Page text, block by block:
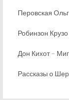
Перовская
Робинзон
Дон Кихот –
Рассказы о